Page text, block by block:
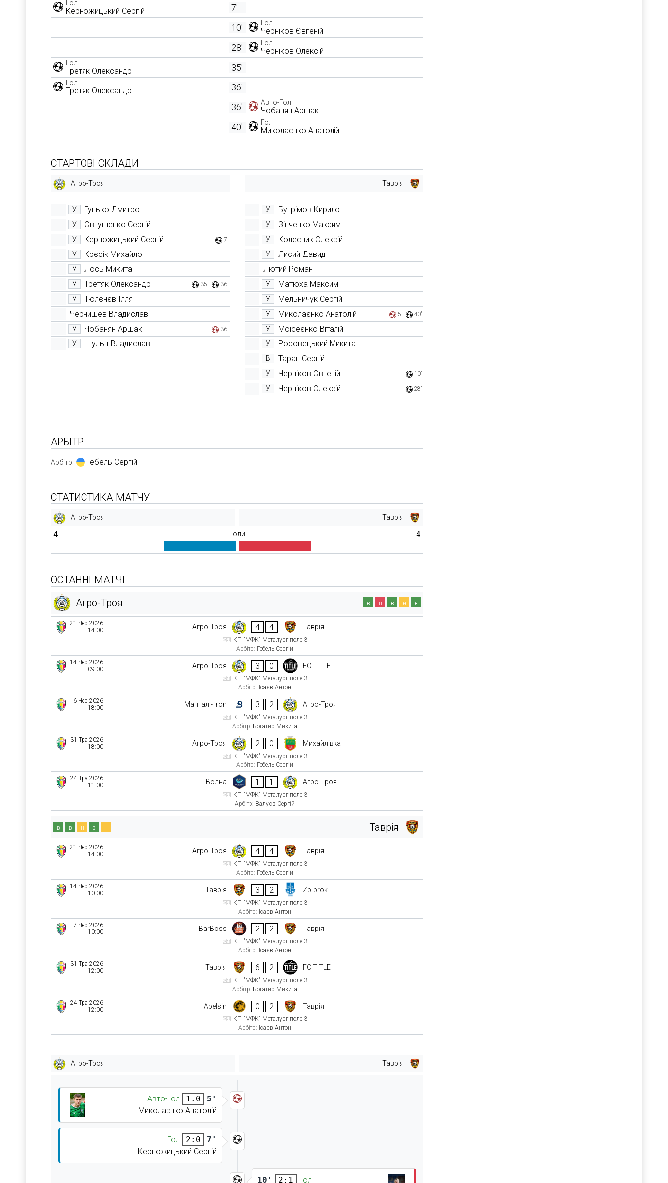
Гол
Керножицький Сергій
7'
10'
Гол
Черніков Євгеній
28' Гол
Черніков Олексій
Гол
Третяк Олександр 35'
Гол
Третяк Олександр
36'
36'
Авто-Гол
Чобанян Аршак
40' Гол
Миколаєнко Анатолій
СТАРТОВІ СКЛАДИ
Агро-Троя
У Гунько Дмитро
У Євтушенко Сергій
У Керножицький Сергій 7'
У Крєсік Михайло
У Лось Микита
У Третяк Олександр 35' 36'
У
Тюлєнєв Ілля
Чернишев Владислав
У Чобанян Аршак 36'
У Шульц Владислав
Таврія
У Бугрімов Кирило
У Зінченко Максим
У Колесник Олексій
У
Лисий Давид
Лютий Роман
У Матюха Максим
У Мельничук Сергій
У Миколаєнко Анатолій 5' 40'
У Моісеєнко Віталій
У Росовецький Микита
В Таран Сергій
У Черніков Євгеній 10'
У Черніков Олексій 28'
АРБІТР
Арбітр: Гебель Сергій
СТАТИСТИКА МАТЧУ
Агро-Троя Таврія
4 Голи 4
ОСТАННІ МАТЧІ
Агро-Троя
в п в н в
21 Чер 2026
14:00
Агро-Троя 4 4 Таврія
КП "МФК" Металург поле 3
Арбітр: Гебель Сергій
14 Чер 2026
09:00
Агро-Троя 3 0 FC TITLE
КП "МФК" Металург поле 3
Арбітр: Ісаєв Антон
6 Чер 2026
18:00
Мангал - Iron 3 2 Агро-Троя
КП "МФК" Металург поле 3
Арбітр: Богатир Микита
31 Тра 2026
18:00
Агро-Троя 2 0 Михайлівка
КП "МФК" Металург поле 3
Арбітр: Гебель Сергій
24 Тра 2026
11:00
Волна 1 1 Агро-Троя
КП "МФК" Металург поле 3
Арбітр: Валуєв Сергій
Таврія
в в н в н
21 Чер 2026
14:00
Агро-Троя 4 4 Таврія
КП "МФК" Металург поле 3
Арбітр: Гебель Сергій
14 Чер 2026
10:00
Таврія 3 2 Zp-prok
КП "МФК" Металург поле 3
Арбітр: Ісаєв Антон
7 Чер 2026
10:00
BarBoss 2 2 Таврія
КП "МФК" Металург поле 3
Арбітр: Ісаєв Антон
31 Тра 2026
12:00
Таврія 6 2 FC TITLE
КП "МФК" Металург поле 3
Арбітр: Богатир Микита
24 Тра 2026
12:00
Apelsin 0 2 Таврія
КП "МФК" Металург поле 3
Арбітр: Ісаєв Антон
Агро-Троя Таврія
Авто-Гол 1:0
5'
Миколаєнко Анатолій
Гол 2:0
7'
Керножицький Сергій
10' 2:1 Гол